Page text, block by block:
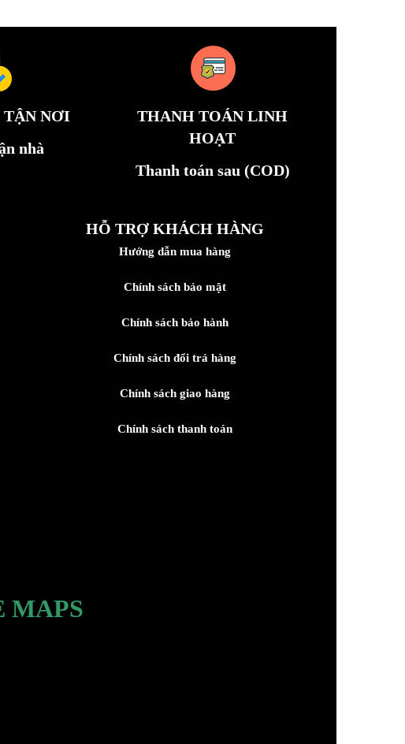
NƠI
nhà
THANH TOÁN LINH
HOẠT
Thanh toán sau (COD)
HỖ TRỢ KHÁCH HÀNG
Hướng dẫn mua hàng
Chính sách bảo mật
Chính sách bảo hành
Chính sách đổi trả hàng
Chính sách giao hàng
Chính sách thanh toán
MAPS